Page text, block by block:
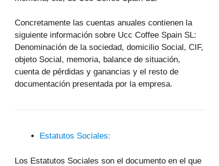
Concretamente las cuentas anuales contienen la
siguiente información sobre Ucc Coffee Spain SL:
Denominación de la sociedad, domicilio Social, CIF,
objeto Social, memoria, balance de situación,
cuenta de pérdidas y ganancias y el resto de
documentación presentada por la empresa.
Estatutos Sociales:
Los Estatutos Sociales son el documento en el que